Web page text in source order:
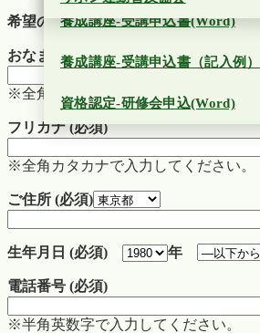
高齢者虐待という闇…
養成講座-受講申込書(Word)
養成講座-受講申込書（記入例）
資格認定-研修会申込(Word)
希望の所属： (必須) 男性
おなまえ (必須)
※全角で入力してください。
フリガナ (必須)
※全角カタカナで入力してください。
ご住所 (必須)
生年月日 (必須) 年
電話番号 (必須)
※半角英数字で入力してください。